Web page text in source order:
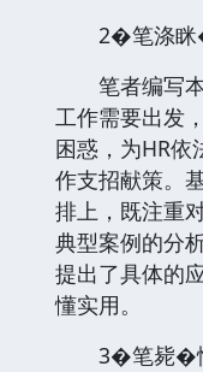
2�笔涤
笔者编写本
工作需要出发
困惑，为HR依
作支招献策。
排上，既注重
典型案例的分
提出了具体的
懂实用。
3�笔毙�